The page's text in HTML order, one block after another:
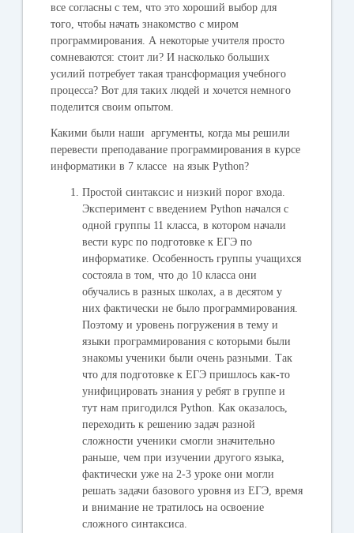
все согласны с тем, что это хороший выбор для
того, чтобы начать знакомство с миром
программирования. А некоторые учителя просто
сомневаются: стоит ли? И насколько больших
усилий потребует такая трансформация учебного
процесса? Вот для таких людей и хочется немного
поделится своим опытом.
Какими были наши аргументы, когда мы решили
перевести преподавание программирования в курсе
информатики в 7 классе на язык Python?
Простой синтаксис и низкий порог входа.
Эксперимент с введением Python начался с
одной группы 11 класса, в котором начали
вести курс по подготовке к ЕГЭ по
информатике. Особенность группы учащихся
состояла в том, что до 10 класса они
обучались в разных школах, а в десятом у
них фактически не было программирования.
Поэтому и уровень погружения в тему и
языки программирования с которыми были
знакомы ученики были очень разными. Так
что для подготовке к ЕГЭ пришлось как-то
унифицировать знания у ребят в группе и
тут нам пригодился Python. Как оказалось,
переходить к решению задач разной
сложности ученики смогли значительно
раньше, чем при изучении другого языка,
фактически уже на 2-3 уроке они могли
решать задачи базового уровня из ЕГЭ, время
и внимание не тратилось на освоение
сложного синтаксиса.